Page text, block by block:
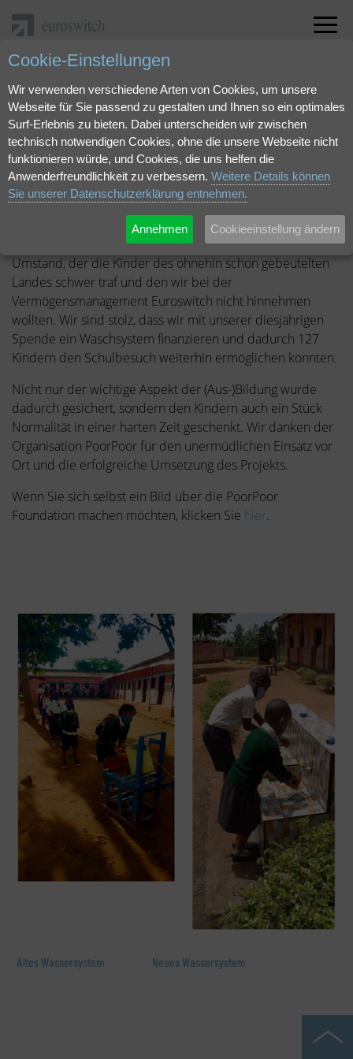
Sponsoring
Ein Stück saubere
Normalität
Kein Wassersystem? Keine Schule! Aufgrund der Corona-
Infektionsgefahr griff die Regierung Ruandas hart durch:
Bot eine Schule keine Möglichkeit zum hygienischen
Händewaschen, durfte nicht unterrichtet werden. Ein
Umstand, der die Kinder des ohnehin schon gebeutelten
Landes schwer traf und den wir bei der
Vermögensmanagement Euroswitch nicht hinnehmen
wollten. Wir sind stolz, dass wir mit unserer diesjährigen
Spende ein Waschsystem finanzieren und dadurch 127
Kindern den Schulbesuch weiterhin ermöglichen konnten.
Nicht nur der wichtige Aspekt der (Aus-)Bildung wurde
dadurch gesichert, sondern den Kindern auch ein Stück
Normalität in einer harten Zeit geschenkt. Wir danken der
Organisation PoorPoor für den unermüdlichen Einsatz vor
Ort und die erfolgreiche Umsetzung des Projekts.
Wenn Sie sich selbst ein Bild über die PoorPoor
Foundation machen möchten, klicken Sie hier.
Altes Wassersystem Neues Wassersystem
Cookie-Einstellungen
Wir verwenden verschiedene Arten von Cookies, um unsere
Webseite für Sie passend zu gestalten und Ihnen so ein optimales
Surf-Erlebnis zu bieten. Dabei unterscheiden wir zwischen
technisch notwendigen Cookies, ohne die unsere Webseite nicht
funktionieren würde, und Cookies, die uns helfen die
Anwenderfreundlichkeit zu verbessern. Weitere Details können
Sie unserer Datenschutzerklärung entnehmen.
Annehmen Cookieeinstellung ändern